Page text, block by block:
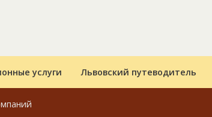
услуги Львовский путеводитель